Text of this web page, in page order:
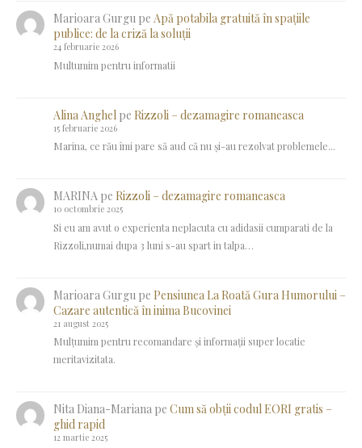
Marioara Gurgupe Apă potabila gratuită în spațiile
publice: de la criză la soluții
24 februarie 2026
Multumim pentru informatii
Alina Anghel pe Rizzoli – dezamagire romaneasca
15 februarie 2026
Marina, ce rău îmi pare să aud că nu și-au rezolvat problemele...
MARINApe Rizzoli – dezamagire romaneasca
10 octombrie 2025
Si eu am avut o experienta neplacuta cu adidasii cumparati de la
Rizzoli,numai dupa 3 luni s-au spart in talpa…
Marioara Gurgupe Pensiunea La Roată Gura Humorului –
Cazare autentică în inima Bucovinei
21 august 2025
Mulțumim pentru recomandare și informații super locatie
meritavizitata.
Nita Diana-Marianape Cum să obții codul EORI gratis –
ghid rapid
12 martie 2025